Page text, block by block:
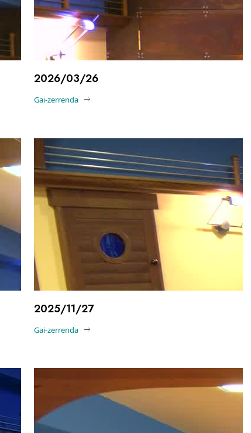
2026/03/26
Gai-zerrenda
2025/11/27
Gai-zerrenda